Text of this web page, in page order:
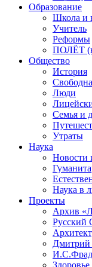
Образование
Школа и
Учитель
Реформы
ПОЛЁТ
Общество
История
Люди
Семья и
Утраты
Наука
Новости
Наука в
Проекты
Архив
Русский
Дмитрий